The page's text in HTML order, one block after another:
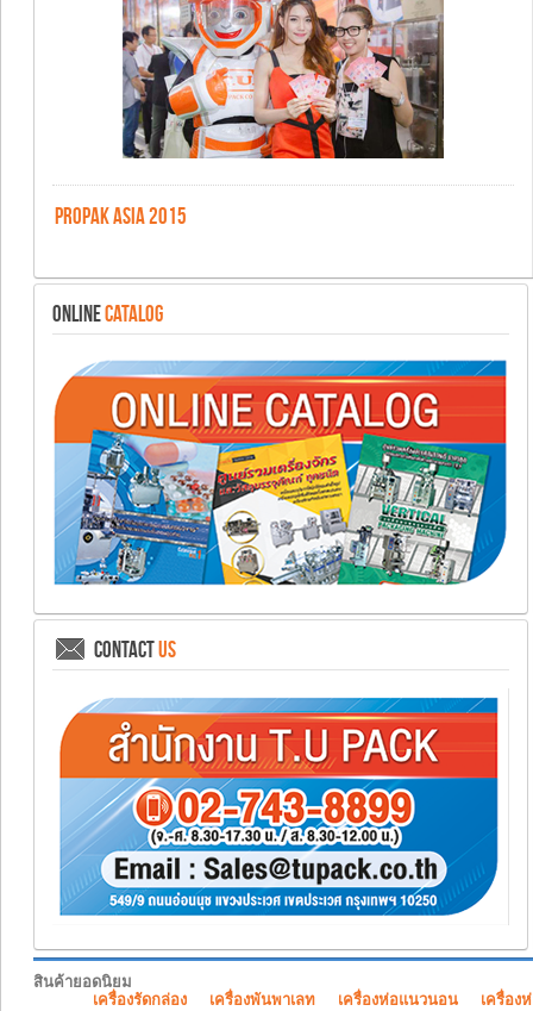
PROPAK ASIA 2015
ONLINECATALOG
CONTACTUS
สินค้ายอดนิยม
เครื่องรัดกล่อง
เครื่องพันพาเลท เครื่องห่อแนวนอน เครื่อง